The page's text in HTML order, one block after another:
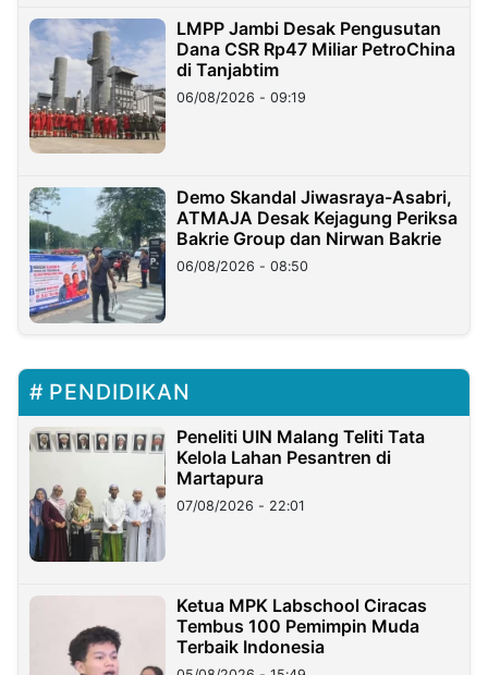
LMPP Jambi Desak Pengusutan
Dana CSR Rp47 Miliar PetroChina
di Tanjabtim
06/08/2026 - 09:19
Demo Skandal Jiwasraya-Asabri,
ATMAJA Desak Kejagung Periksa
Bakrie Group dan Nirwan Bakrie
06/08/2026 - 08:50
PENDIDIKAN
Peneliti UIN Malang Teliti Tata
Kelola Lahan Pesantren di
Martapura
07/08/2026 - 22:01
Ketua MPK Labschool Ciracas
Tembus 100 Pemimpin Muda
Terbaik Indonesia